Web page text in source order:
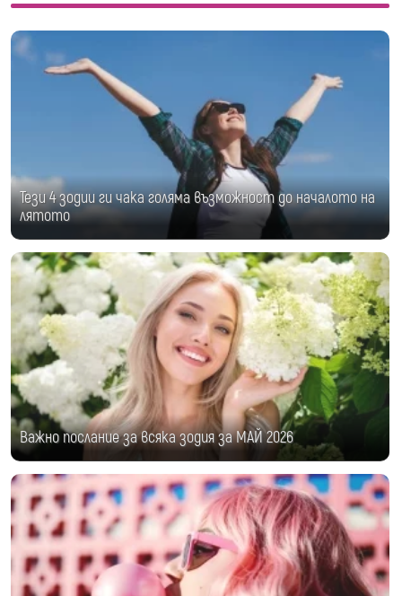
Тези 4 зодии ги чака голяма възможност до началото на
лятото
Важно послание за всяка зодия за МАЙ 2026